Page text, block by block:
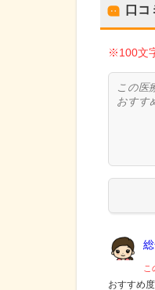
口コ
※100文
こ
おすすめ